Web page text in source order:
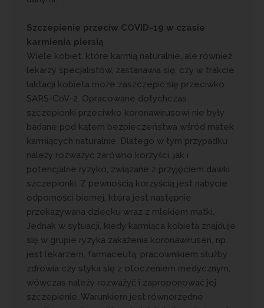
Szczepienie przeciw COVID-19 w czasie
karmienia piersią
Wiele kobiet, które karmią naturalnie, ale również
lekarzy specjalistów, zastanawia się, czy w trakcie
laktacji kobieta może zaszczepić się przeciwko
SARS-CoV-2. Opracowane dotychczas
szczepionki przeciwko koronawirusowi nie były
badane pod kątem bezpieczeństwa wśród matek
karmiących naturalnie. Dlatego w tym przypadku
należy rozważyć zarówno korzyści, jak i
potencjalne ryzyko, związane z przyjęciem dawki
szczepionki. Z pewnością korzyścią jest nabycie
odporności biernej, która jest następnie
przekazywana dziecku wraz z mlekiem matki.
Jednak w sytuacji, kiedy karmiąca kobieta znajduje
się w grupie ryzyka zakażenia koronawirusen, np.
jest lekarzem, farmaceutą, pracownikiem służby
zdrowia czy styka się z otoczeniem medycznym,
wówczas należy rozważyć i zaproponować jej
szczepienie. Warunkiem jest równorzędne